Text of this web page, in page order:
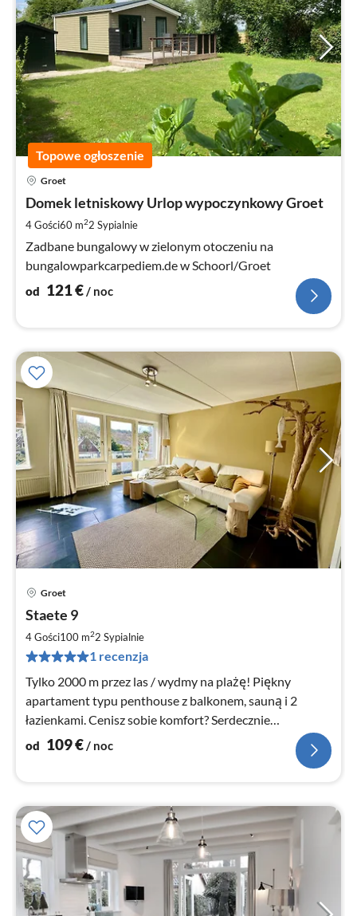
Topowe ogłoszenie
Groet
Domek letniskowy Urlop wypoczynkowy Groet
4 Gości60 m22 Sypialnie
Zadbane bungalowy w zielonym otoczeniu na
bungalowparkcarpediem.de w Schoorl/Groet
od 121€/ noc
Groet
Staete 9
4 Gości100 m22 Sypialnie
1 recenzja
Tylko 2000 m przez las / wydmy na plażę! Piękny
apartament typu penthouse z balkonem, sauną i 2
łazienkami. Cenisz sobie komfort? Serdecznie
zapraszamy!
od 109€/ noc